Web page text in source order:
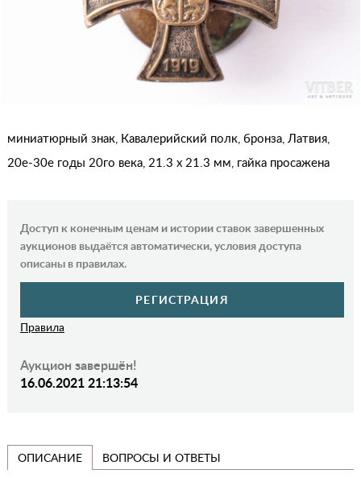
миниатюрный знак, Кавалерийский полк, бронза, Латвия,
20е-30е годы 20го века, 21.3 x 21.3 мм, гайка просажена
Доступ к конечным ценам и истории ставок завершенных
аукционов выдаётся автоматически, условия доступа
описаны в правилах.
РЕГИСТРАЦИЯ
Правила
Аукцион завершён!
16.06.2021 21:13:54
ОПИСАНИЕ ВОПРОСЫ И ОТВЕТЫ